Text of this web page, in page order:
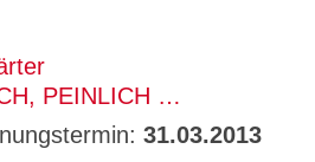
PEINLICH …
31.03.2013